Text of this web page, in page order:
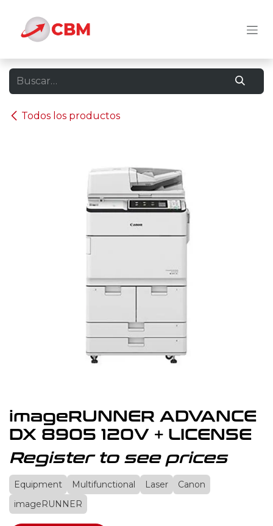
Todos los productos
imageRUNNER ADVANCE
DX 8905 120V + LICENSE
Register to see prices
Equipment Multifunctional Laser
Canon
imageRUNNER